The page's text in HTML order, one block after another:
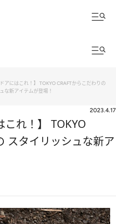
アにはこれ！】 TOKYO CRAFTからこだわりの
な新アイテムが登場！
2023.4.17
これ！】 TOKYO
スタイリッシュな新ア